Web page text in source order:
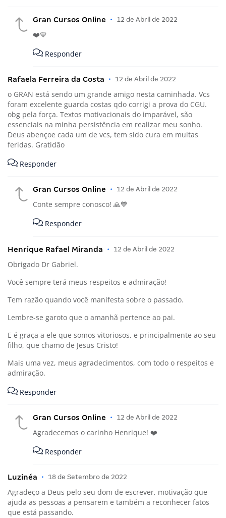
Gran Cursos Online • 12 de Abril de 2022
❤️💙
Responder
Rafaela Ferreira da Costa • 12 de Abril de 2022
o GRAN está sendo um grande amigo nesta caminhada. Vcs
foram excelente guarda costas qdo corrigi a prova do CGU.
obg pela força. Textos motivacionais do imparável, são
essenciais na minha persistência em realizar meu sonho.
Deus abençoe cada um de vcs, tem sido cura em muitas
feridas. Gratidão
Responder
Gran Cursos Online • 12 de Abril de 2022
Conte sempre conosco! 🙏💙
Responder
Henrique Rafael Miranda • 12 de Abril de 2022
Obrigado Dr Gabriel.
Você sempre terá meus respeitos e admiração!
Tem razão quando você manifesta sobre o passado.
Lembre-se garoto que o amanhã pertence ao pai.
E é graça a ele que somos vitoriosos, e principalmente ao seu
filho, que chamo de Jesus Cristo!
Mais uma vez, meus agradecimentos, com todo o respeitos e
admiração.
Responder
Gran Cursos Online • 12 de Abril de 2022
Agradecemos o carinho Henrique! ❤️
Responder
Luzinéa • 18 de Setembro de 2022
Agradeço a Deus pelo seu dom de escrever, motivação que
ajuda as pessoas a pensarem e também a reconhecer fatos
que está passando.